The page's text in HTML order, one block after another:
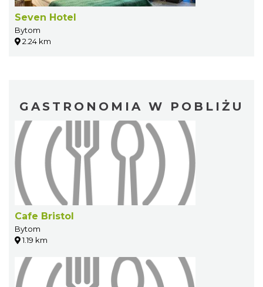
Seven Hotel
Bytom
2.24 km
GASTRONOMIA W POBLIŻU
Cafe Bristol
Bytom
1.19 km